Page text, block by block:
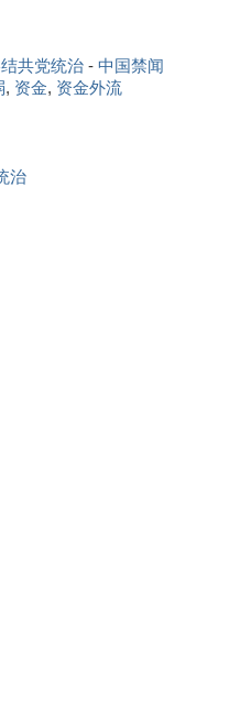
共党统治 - 中国禁闻
, 资金, 资金外流
治